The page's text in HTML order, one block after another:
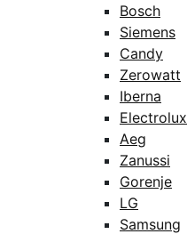
Bosch
Siemens
Candy
Zerowatt
Iberna
Electrolux
Aeg
Zanussi
Gorenje
LG
Samsung